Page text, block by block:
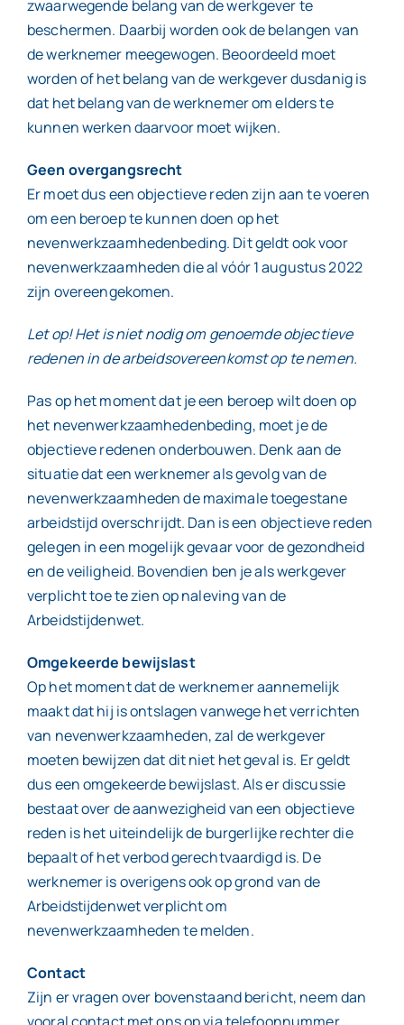
zwaarwegende belang van de werkgever te
beschermen. Daarbij worden ook de belangen van
de werknemer meegewogen. Beoordeeld moet
worden of het belang van de werkgever dusdanig is
dat het belang van de werknemer om elders te
kunnen werken daarvoor moet wijken.
Geen overgangsrecht
Er moet dus een objectieve reden zijn aan te voeren
om een beroep te kunnen doen op het
nevenwerkzaamhedenbeding. Dit geldt ook voor
nevenwerkzaamheden die al vóór 1 augustus 2022
zijn overeengekomen.
Let op! Het is niet nodig om genoemde objectieve
redenen in de arbeidsovereenkomst op te nemen.
Pas op het moment dat je een beroep wilt doen op
het nevenwerkzaamhedenbeding, moet je de
objectieve redenen onderbouwen. Denk aan de
situatie dat een werknemer als gevolg van de
nevenwerkzaamheden de maximale toegestane
arbeidstijd overschrijdt. Dan is een objectieve reden
gelegen in een mogelijk gevaar voor de gezondheid
en de veiligheid. Bovendien ben je als werkgever
verplicht toe te zien op naleving van de
Arbeidstijdenwet.
Omgekeerde bewijslast
Op het moment dat de werknemer aannemelijk
maakt dat hij is ontslagen vanwege het verrichten
van nevenwerkzaamheden, zal de werkgever
moeten bewijzen dat dit niet het geval is. Er geldt
dus een omgekeerde bewijslast. Als er discussie
bestaat over de aanwezigheid van een objectieve
reden is het uiteindelijk de burgerlijke rechter die
bepaalt of het verbod gerechtvaardigd is. De
werknemer is overigens ook op grond van de
Arbeidstijdenwet verplicht om
nevenwerkzaamheden te melden.
Contact
Zijn er vragen over bovenstaand bericht, neem dan
vooral contact met ons op via telefoonnummer